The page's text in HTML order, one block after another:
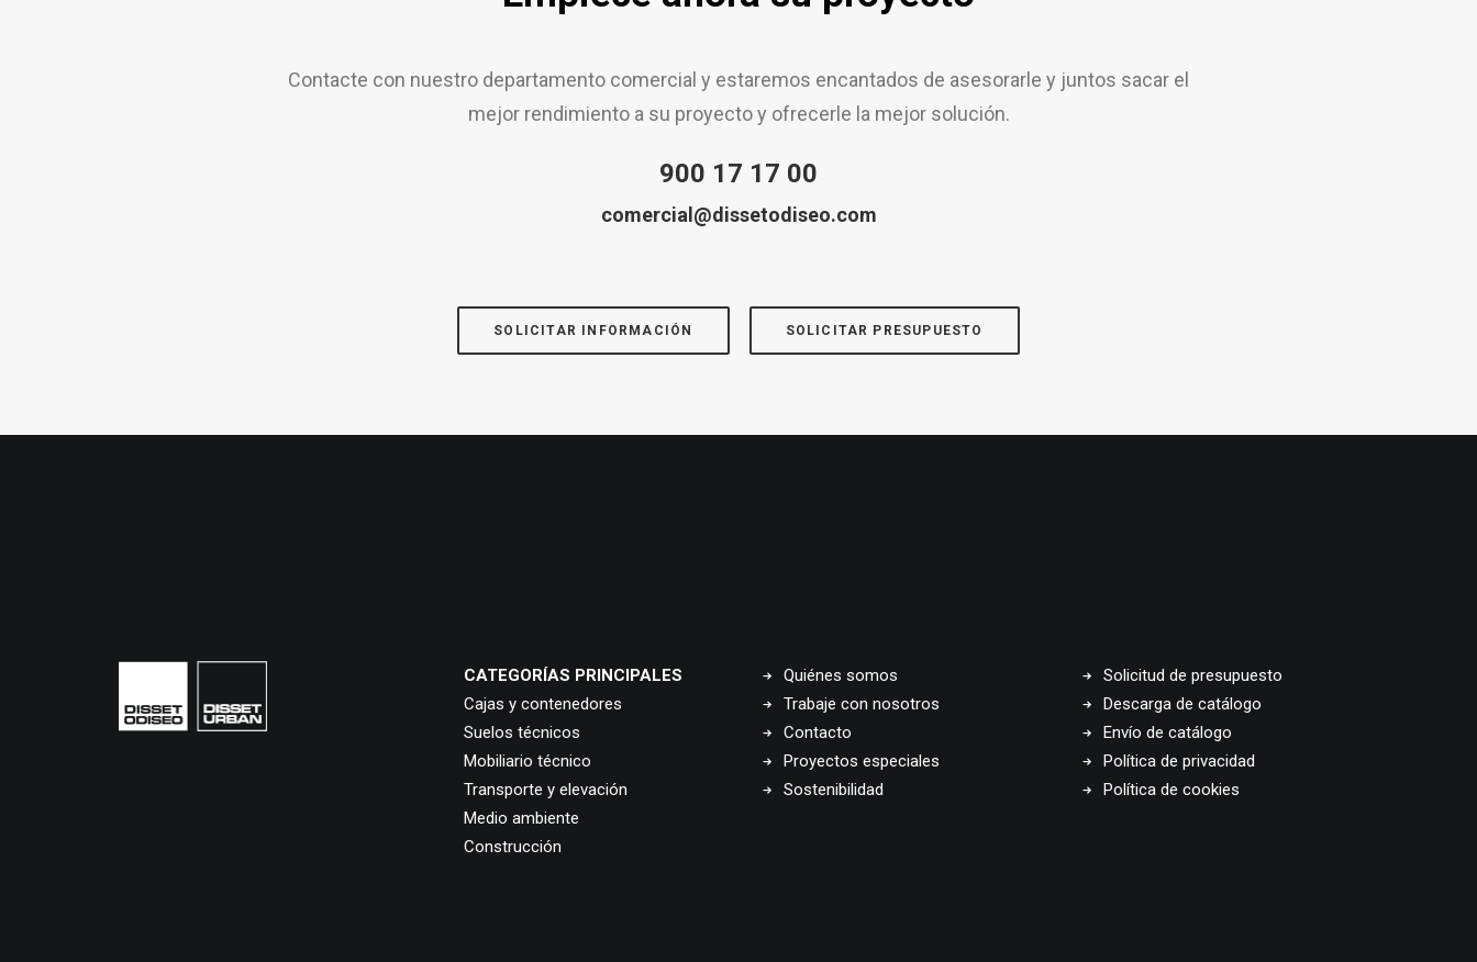
Contacte con nuestro departamento comercial y estaremos encantados de asesorarle y juntos sacar el
mejor rendimiento a su proyecto y ofrecerle la mejor solución.
900 17 17 00
comercial@dissetodiseo.com
SOLICITAR INFORMACIÓN SOLICITAR PRESUPUESTO
CATEGORÍAS PRINCIPALES
Cajas y contenedores
Suelos técnicos
Mobiliario técnico
Transporte y elevación
Medio ambiente
Construcción
Quiénes somos
Trabaje con nosotros
Contacto
Proyectos especiales
Sostenibilidad
Solicitud de presupuesto
Descarga de catálogo
Envío de catálogo
Política de privacidad
Política de cookies